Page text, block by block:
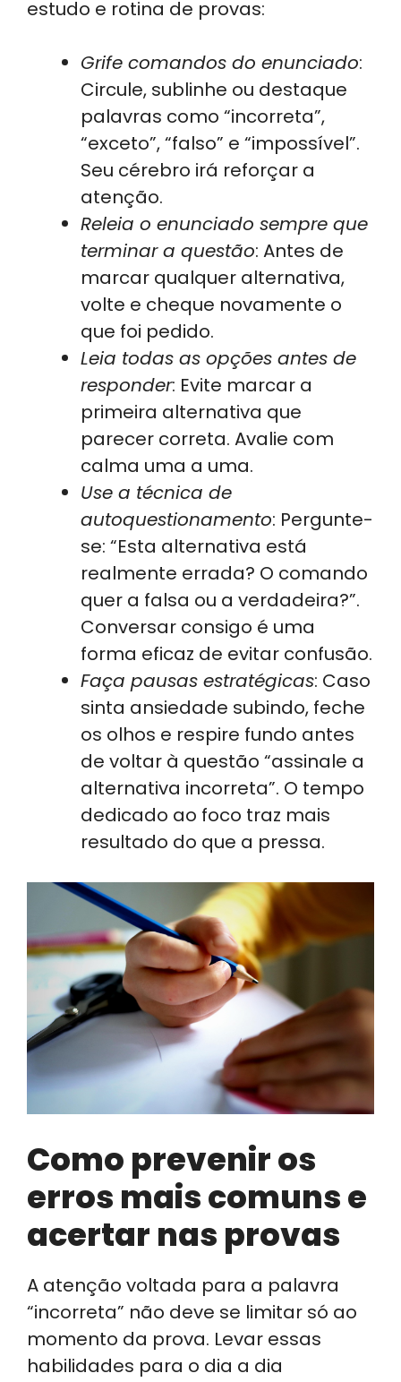
estudo e rotina de provas:
Grife comandos do enunciado:
Circule, sublinhe ou destaque
palavras como “incorreta”,
“exceto”, “falso” e “impossível”.
Seu cérebro irá reforçar a
atenção.
Releia o enunciado sempre que
terminar a questão: Antes de
marcar qualquer alternativa,
volte e cheque novamente o
que foi pedido.
Leia todas as opções antes de
responder: Evite marcar a
primeira alternativa que
parecer correta. Avalie com
calma uma a uma.
Use a técnica de
autoquestionamento: Pergunte-
se: “Esta alternativa está
realmente errada? O comando
quer a falsa ou a verdadeira?”.
Conversar consigo é uma
forma eficaz de evitar confusão.
Faça pausas estratégicas: Caso
sinta ansiedade subindo, feche
os olhos e respire fundo antes
de voltar à questão “assinale a
alternativa incorreta”. O tempo
dedicado ao foco traz mais
resultado do que a pressa.
Como prevenir os
erros mais comuns e
acertar nas provas
A atenção voltada para a palavra
“incorreta” não deve se limitar só ao
momento da prova. Levar essas
habilidades para o dia a dia